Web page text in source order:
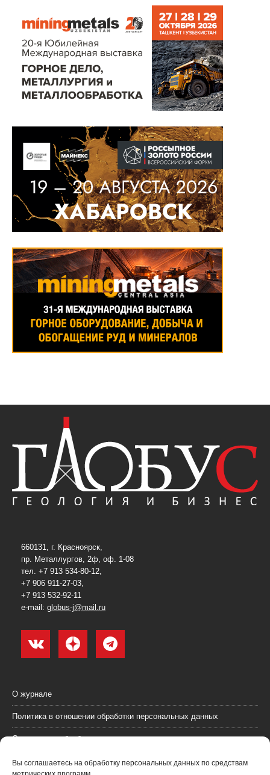
Вы соглашаетесь на обработку персональных данных по средствам
660131, г. Красноярск,
пр. Металлургов, 2ф, оф. 1-08
тел. +7 913 534-80-12,
+7 906 911-27-03,
+7 913 532-92-11
e-mail: globus-j@mail.ru
О журнале
Политика в отношении обработки персональных данных
Согласие на обработку персональных данных
Пользовательское соглашение (оферта)